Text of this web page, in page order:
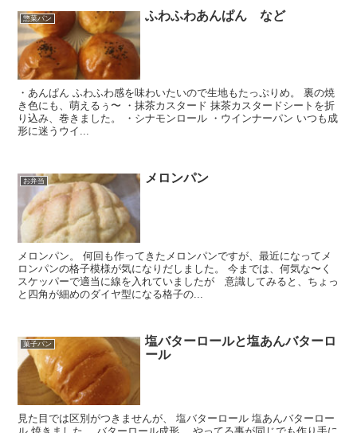
惣菜パン ふわふわあんぱん など
・あんぱん ふわふわ感を味わいたいので生地もたっぷりめ。 裏の焼
き色にも、萌えるぅ〜 ・抹茶カスタード 抹茶カスタードシートを折
り込み、巻きました。 ・シナモンロール ・ウインナーパン いつも成
形に迷うウイ...
お弁当 メロンパン
メロンパン。 何回も作ってきたメロンパンですが、最近になってメ
ロンパンの格子模様が気になりだしました。 今までは、何気な〜く
スケッパーで適当に線を入れていましたが 意識してみると、ちょっ
と四角が細めのダイヤ型になる格子の...
菓子パン
塩バターロールと塩あんバターロ
ール
見た目では区別がつきませんが、 塩バターロール 塩あんバターロー